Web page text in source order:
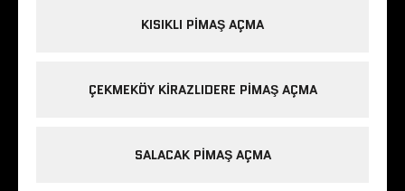
KISIKLI PIMAŞ AÇMA
ÇEKMEKÖY KIRAZLIDERE PIMAŞ AÇMA
SALACAK PIMAŞ AÇMA